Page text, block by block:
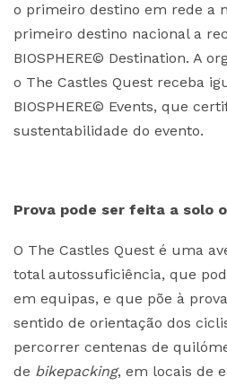
o primeiro destino em rede a
primeiro destino nacional a
BIOSPHERE© Destination. A
o The Castles Quest receba
BIOSPHERE© Events, que
sustentabilidade do evento.
Prova pode ser feita a solo
O The Castles Quest é uma
total autossuficiência, que
em equipas, e que põe à
sentido de orientação dos
percorrer centenas de
de bikepacking, em locais de